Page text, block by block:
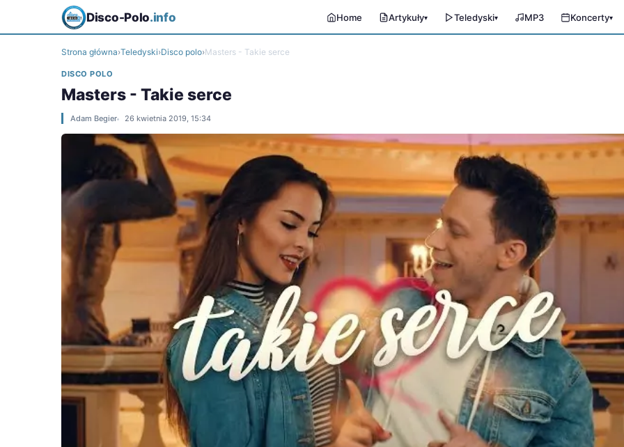
Disco-Polo.info Home Artykuły▾ Teledyski▾ MP3 Koncerty▾
Strona główna›Teledyski›Disco polo›Masters - Takie serce
DISCO POLO
Masters - Takie serce
Adam Begier 26 kwietnia 2019, 15:34